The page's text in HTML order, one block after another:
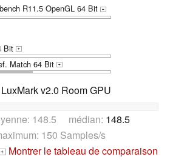
R11.5 OpenGL 64 Bit +
Bit +
Match 64 Bit +
v2.0 Room GPU
148.5 médian: 148.5
150 Samples/s
+ Montrer le tableau de comparaison